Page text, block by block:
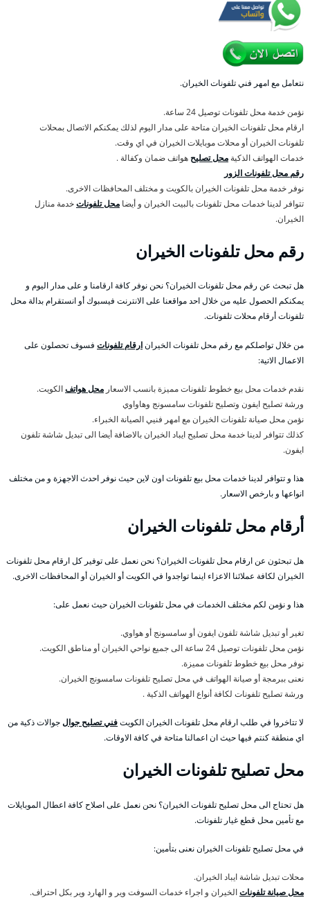
نتعامل مع امهر فني تلفونات الخيران.
نؤمن خدمة محل تلفونات توصيل 24 ساعة.
ارقام محل تلفونات الخيران متاحة على مدار اليوم لذلك يمكنكم الاتصال بمحلات
تلفونات الخيران أو محلات موبايلات الخيران في اي وقت.
خدمات الهواتف الذكية محل تصليح هواتف ضمان وكفالة .
رقم محل تلفونات الزور
نوفر خدمة محل تلفونات الخيران بالكويت و مختلف المحافظات الاخرى.
تتوافر لدينا خدمات محل تلفونات بالبيت الخيران و أيضا محل تلفوناتخدمة منازل
الخيران.
رقم محل تلفونات الخيران
هل تبحث عن رقم محل تلفونات الخيران؟ نحن نوفر كافة ارقامنا و على مدار اليوم و
يمكنكم الحصول عليه من خلال احد مواقعنا على الانترنت فيسبوك أو انستقرام بدالة محل
تلفونات أرقام محلات تلفونات.
من خلال تواصلكم مع رقم محل تلفونات الخيرانارقام تلفونات فسوف تحصلون على
الاعمال الاتية:
نقدم خدمات محل بيع خطوط تلفونات مميزة بانسب الاسعار محل هواتفالكويت.
ورشة تصليح ايفون وتصليح تلفونات سامسونج وهاواوي
نؤمن محل صيانة تلفونات الخيران مع امهر فنيي الصيانة الخبراء.
كذلك تتوافر لدينا خدمة محل تصليح ايباد الخيران بالاضافة أيضا الى تبديل شاشة تلفون
ايفون.
هذا و تتوافر لدينا خدمات محل بيع تلفونات اون لاين حيث نوفر احدث الاجهزة و من مختلف
انواعها و بارخص الاسعار.
أرقام محل تلفونات الخيران
هل تبحثون عن ارقام محل تلفونات الخيران؟ نحن نعمل على توفير كل ارقام محل تلفونات
الخيران لكافة عملائنا الاعزاء اينما تواجدوا في الكويت أو الخيران أو المحافظات الاخرى.
هذا و نؤمن لكم مختلف الخدمات في محل تلفونات الخيران حيث نعمل على:
تغير أو تبديل شاشة تلفون ايفون أو سامسونج أو هواوي.
نؤمن محل تلفونات توصيل 24 ساعة الى جميع نواحي الخيران أو مناطق الكويت.
نوفر محل بيع خطوط تلفونات مميزة.
نعنى ببرمجة أو صيانة الهواتف في محل تصليح تلفونات سامسونج الخيران.
ورشة تصليح تلفونات لكافة أنواع الهواتف الذكية .
لا تتاخروا في طلب ارقام محل تلفونات الخيران الكويتفني تصليح جوالجوالات ذكية من
اي منطقة كنتم فيها حيث ان اعمالنا متاحة في كافة الاوقات.
محل تصليح تلفونات الخيران
هل تحتاج الى محل تصليح تلفونات الخيران؟ نحن نعمل على اصلاح كافة اعطال الموبايلات
مع تأمين محل قطع غيار تلفونات.
في محل تصليح تلفونات الخيران نعنى بتأمين:
محلات تبديل شاشة ايباد الخيران.
محل صيانة تلفوناتالخيران و اجراء خدمات السوفت وير و الهارد وير بكل احتراف.